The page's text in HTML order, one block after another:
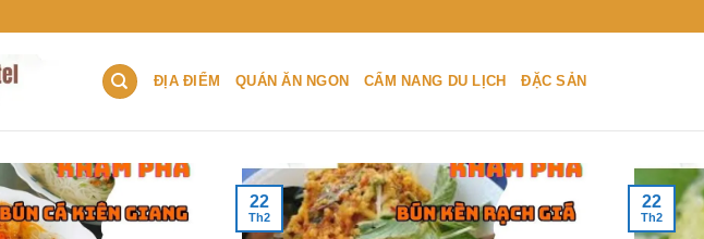
ĐỊA ĐIỂM QUÁN ĂN NGON CẨM NANG DU LỊCH ĐẶC SẢN
22
Th2
22
Th2